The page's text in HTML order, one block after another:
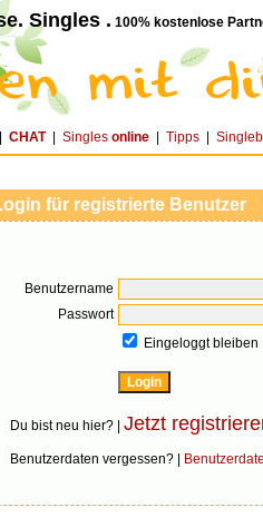
Singles . 100% kostenlose
CHAT| Singles online Tipps
für registrierte Benutzer
Benutzername
Passwort
Eingeloggt bleiben
Du bist neu hier? | Jetzt
Benutzerdaten vergessen? |